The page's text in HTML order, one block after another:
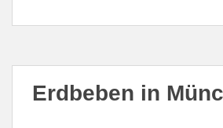
Erdbeben in